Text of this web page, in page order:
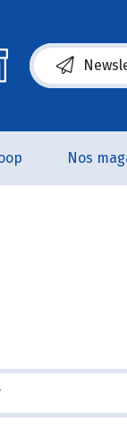
(s’ouvre
Nos